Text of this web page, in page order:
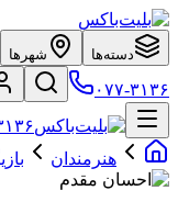
دسته‌ها شهرها
۰۷۷-۳۱۳۶
هنرمندان